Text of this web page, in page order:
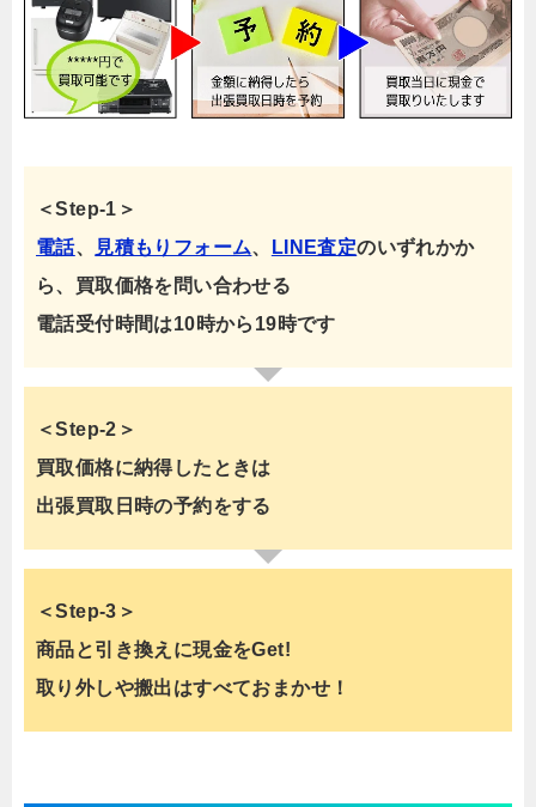
＜Step-1＞
電話、 見積もりフォーム、 LINE査定のいずれかか
ら、買取価格を問い合わせる
電話受付時間は10時から19時です
＜Step-2＞
買取価格に納得したときは
出張買取日時の予約をする
＜Step-3＞
商品と引き換えに現金をGet!
取り外しや搬出はすべておまかせ！